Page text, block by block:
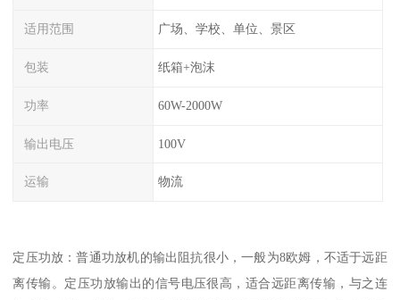
适用范围 广场、学校、单位、景区
包装 纸箱+泡沫
功率 60W-2000W
输出电压 100V
运输 物流
定压功放：普通功放机的输出阻抗很小，一般为8欧姆，不适于远距
离传输。定压功放输出的信号电压很高，适合远距离传输，与之连